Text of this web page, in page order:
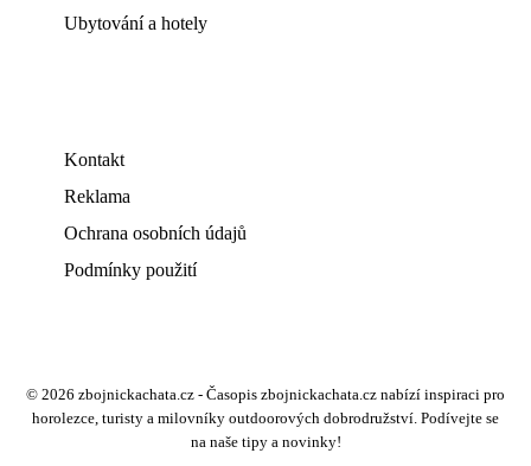
Ubytování a hotely
Kontakt
Reklama
Ochrana osobních údajů
Podmínky použití
© 2026 zbojnickachata.cz - Časopis zbojnickachata.cz nabízí inspiraci pro
horolezce, turisty a milovníky outdoorových dobrodružství. Podívejte se
na naše tipy a novinky!